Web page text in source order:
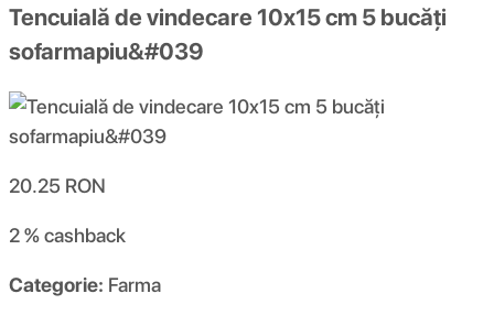
Tencuială de vindecare 10x15 cm 5 bucăți
sofarmapiu&#039
20.25 RON
2 %cashback
Categorie: Farma